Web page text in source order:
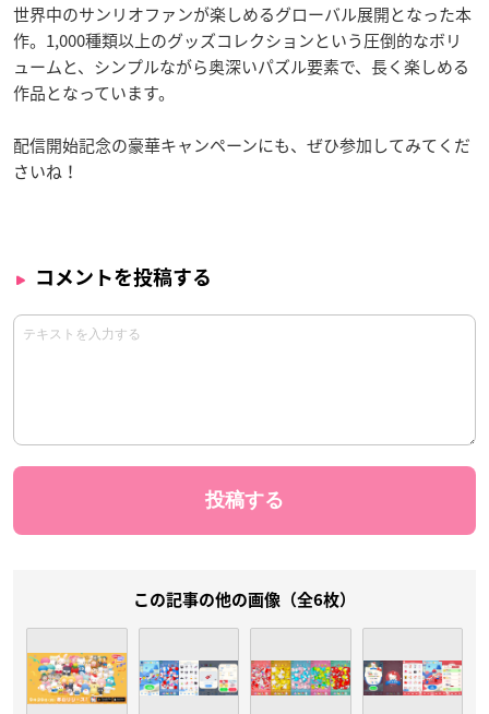
世界中のサンリオファンが楽しめるグローバル展開となった本
作。1,000種類以上のグッズコレクションという圧倒的なボリ
ュームと、シンプルながら奥深いパズル要素で、長く楽しめる
作品となっています。
配信開始記念の豪華キャンペーンにも、ぜひ参加してみてくだ
さいね！
コメントを投稿する
この記事の他の画像（全6枚）